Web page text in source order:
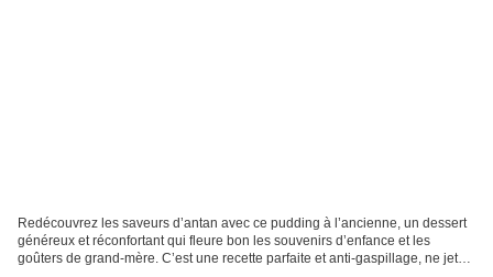
Redécouvrez les saveurs d’antan avec ce pudding à l’ancienne, un dessert
généreux et réconfortant qui fleure bon les souvenirs d’enfance et les
goûters de grand-mère. C’est une recette parfaite et anti-gaspillage, ne jeter